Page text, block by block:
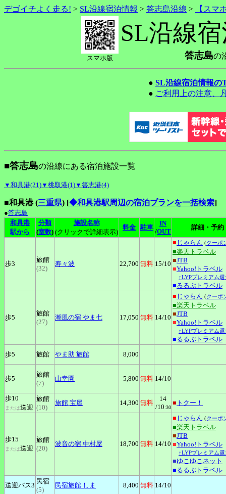
デゴイチよく走る! > SL沿線宿泊情報 > 答志島沿線 > 【スマ
スマホ版
SL沿線
答志島の
● SL沿線宿泊情報の
● ご利用上の注意、
■答志島の沿線にある宿泊施設一覧
▼和具港(21)▼桃取港(1)▼答志港(4)
■和具港 (三重県) [◆和具港駅周辺の宿泊プランを一括検索]
●答志島
和具港
駅から
分類
(室数)
施設名称
(クリックで詳細表示)
料金 駐車
IN
/OUT
詳細・予約
歩3
旅館
(32)
寿々波 22,700 無料 15/10
■ じゃらん (クーポ
■楽天トラベル
■JTB
■Yahoo!トラベル
↑LYPプレミアム
■るるぶトラベル
歩5
旅館
(27)
潮風の宿 やま七 17,050 無料 14/10
■ じゃらん (クーポ
■楽天トラベル
■JTB
■Yahoo!トラベル
↑LYPプレミアム
■るるぶトラベル
歩5
旅館 やま助 旅館 8,000
歩5
旅館
(7)
山幸園 5,800 無料 14/10
歩10
または送迎
旅館
(10)
旅館 宝屋 14,300 無料
14
/10:30
■ トクー！
歩15
または送迎
旅館
(20)
波音の宿 中村屋 18,700 無料 14/10
■ じゃらん (クーポ
■楽天トラベル
■JTB
■Yahoo!トラベル
↑LYPプレミアム
■ゆこゆこネット
■るるぶトラベル
送迎バス3
民宿
(5)
民宿旅館 しま 8,400 無料 14/10